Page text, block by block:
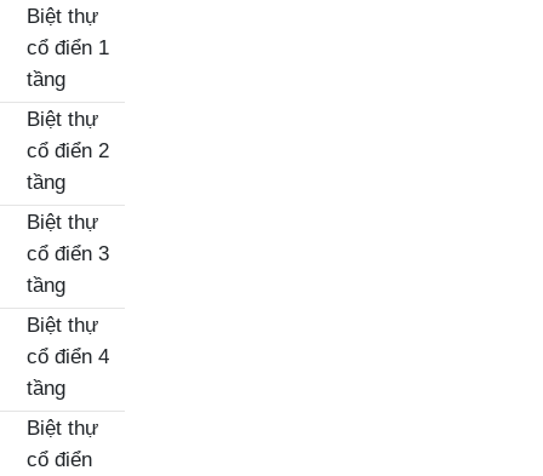
Biệt thự
cổ điển 1
tầng
Biệt thự
cổ điển 2
tầng
Biệt thự
cổ điển 3
tầng
Biệt thự
cổ điển 4
tầng
Biệt thự
cổ điển